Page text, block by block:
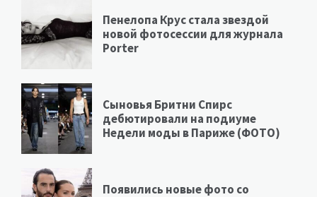
Пенелопа Крус стала звездой
новой фотосессии для журнала
Porter
Сыновья Бритни Спирс
дебютировали на подиуме
Недели моды в Париже (ФОТО)
Появились новые фото со